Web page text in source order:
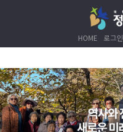
HOME 로그인